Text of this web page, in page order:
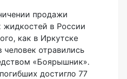
продажи
в России
как в Иркутске
человек отравились
«Боярышник».
достигло 77